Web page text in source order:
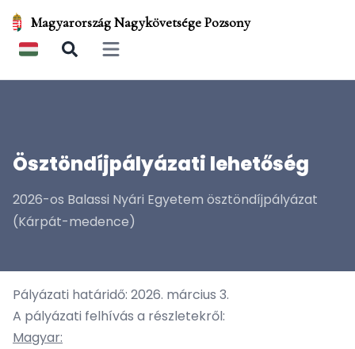
Magyarország Nagykövetsége Pozsony
Open main menu
Ösztöndíjpályázati lehetőség
2026-os Balassi Nyári Egyetem ösztöndíjpályázat
(Kárpát-medence)
Pályázati határidő: 2026. március 3.
A pályázati felhívás a részletekről:
Magyar: